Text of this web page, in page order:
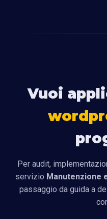
Vuoi
Per audit,
servizio Manutenzione
passaggio da guida a